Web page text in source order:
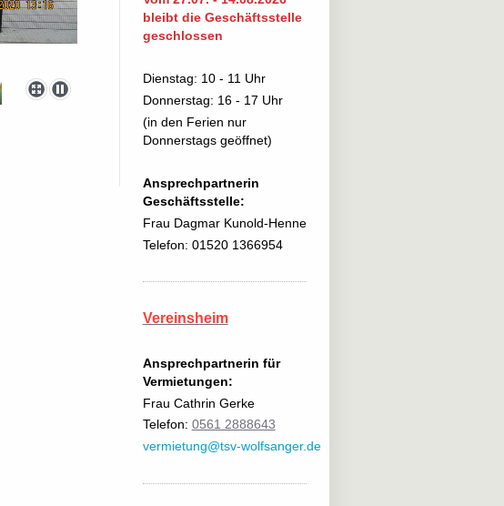
bleibt die Geschäftsstelle
geschlossen
Dienstag: 10 - 11 Uhr
Donnerstag: 16 - 17 Uhr
(in den Ferien nur
Donnerstags geöffnet)
Ansprechpartnerin
Geschäftsstelle:
Frau Dagmar Kunold-Henne
Telefon: 01520 1366954
Vereinsheim
Ansprechpartnerin für
Vermietungen:
Frau Cathrin Gerke
Telefon: 0561 2888643
vermietung@tsv-wolfsanger.de